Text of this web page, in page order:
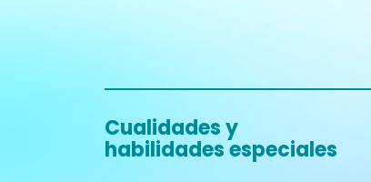
Cualidades y
habilidades especiales